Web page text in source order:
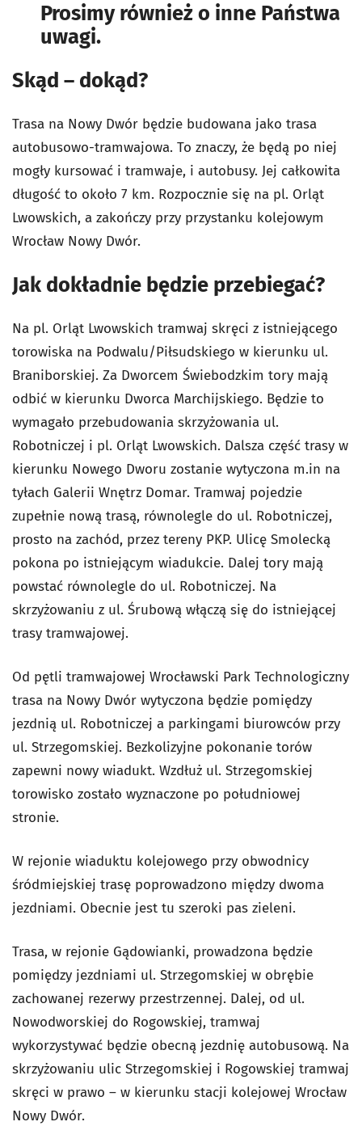
Prosimy również o inne Państwa
uwagi.
Skąd – dokąd?
Trasa na Nowy Dwór będzie budowana jako trasa
autobusowo-tramwajowa. To znaczy, że będą po niej
mogły kursować i tramwaje, i autobusy. Jej całkowita
długość to około 7 km. Rozpocznie się na pl. Orląt
Lwowskich, a zakończy przy przystanku kolejowym
Wrocław Nowy Dwór.
Jak dokładnie będzie przebiegać?
Na pl. Orląt Lwowskich tramwaj skręci z istniejącego
torowiska na Podwalu/Piłsudskiego w kierunku ul.
Braniborskiej. Za Dworcem Świebodzkim tory mają
odbić w kierunku Dworca Marchijskiego. Będzie to
wymagało przebudowania skrzyżowania ul.
Robotniczej i pl. Orląt Lwowskich. Dalsza część trasy w
kierunku Nowego Dworu zostanie wytyczona m.in na
tyłach Galerii Wnętrz Domar. Tramwaj pojedzie
zupełnie nową trasą, równolegle do ul. Robotniczej,
prosto na zachód, przez tereny PKP. Ulicę Smolecką
pokona po istniejącym wiadukcie. Dalej tory mają
powstać równolegle do ul. Robotniczej. Na
skrzyżowaniu z ul. Śrubową włączą się do istniejącej
trasy tramwajowej.
Od pętli tramwajowej Wrocławski Park Technologiczny
trasa na Nowy Dwór wytyczona będzie pomiędzy
jezdnią ul. Robotniczej a parkingami biurowców przy
ul. Strzegomskiej. Bezkolizyjne pokonanie torów
zapewni nowy wiadukt. Wzdłuż ul. Strzegomskiej
torowisko zostało wyznaczone po południowej
stronie.
W rejonie wiaduktu kolejowego przy obwodnicy
śródmiejskiej trasę poprowadzono między dwoma
jezdniami. Obecnie jest tu szeroki pas zieleni.
Trasa, w rejonie Gądowianki, prowadzona będzie
pomiędzy jezdniami ul. Strzegomskiej w obrębie
zachowanej rezerwy przestrzennej. Dalej, od ul.
Nowodworskiej do Rogowskiej, tramwaj
wykorzystywać będzie obecną jezdnię autobusową. Na
skrzyżowaniu ulic Strzegomskiej i Rogowskiej tramwaj
skręci w prawo – w kierunku stacji kolejowej Wrocław
Nowy Dwór.